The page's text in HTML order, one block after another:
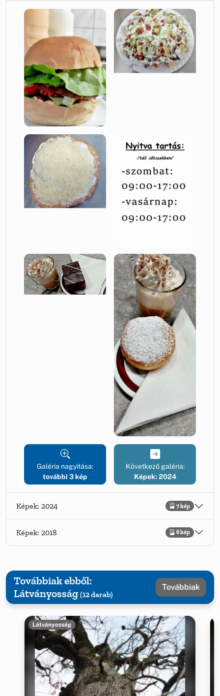
Galéria nagyítása:
további 3 kép
Következő galéria:
Képek: 2024
Képek: 2024 7 kép
Képek: 2018 6 kép
Továbbiak ebből:
Látványosság (12 darab)
Továbbiak
Látványosság